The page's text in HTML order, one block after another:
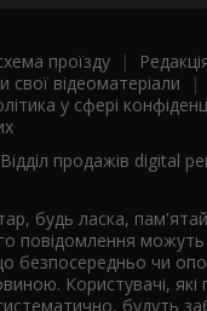
проїзду |
свої відеоматеріали |
у сфері
Відділ продажів digital
будь ласка,
повідомлення можуть
безпосередньо чи
Користувачі,
будуть